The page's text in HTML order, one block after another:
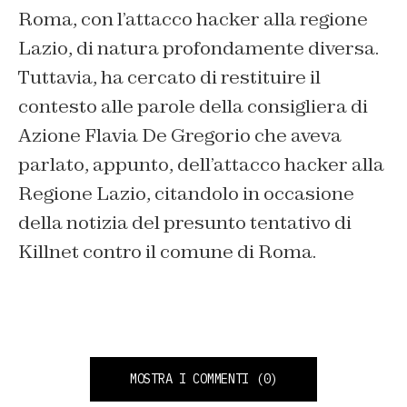
Roma, con l’attacco hacker alla regione
Lazio, di natura profondamente diversa.
Tuttavia, ha cercato di restituire il
contesto alle parole della consigliera di
Azione Flavia De Gregorio che aveva
parlato, appunto, dell’attacco hacker alla
Regione Lazio, citandolo in occasione
della notizia del presunto tentativo di
Killnet contro il comune di Roma.
MOSTRA I COMMENTI (0)